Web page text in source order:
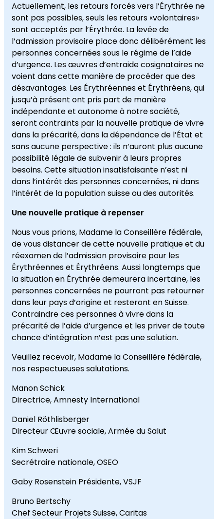
Actuellement, les retours forcés vers l’Érythrée ne
sont pas possibles, seuls les retours «volontaires»
sont acceptés par l’Érythrée. La levée de
l’admission provisoire place donc délibérément les
personnes concernées sous le régime de l’aide
d’urgence. Les œuvres d’entraide cosignataires ne
voient dans cette manière de procéder que des
désavantages. Les Érythréennes et Érythréens, qui
jusqu’à présent ont pris part de manière
indépendante et autonome à notre société,
seront contraints par la nouvelle pratique de vivre
dans la précarité, dans la dépendance de l’État et
sans aucune perspective : ils n’auront plus aucune
possibilité légale de subvenir à leurs propres
besoins. Cette situation insatisfaisante n’est ni
dans l’intérêt des personnes concernées, ni dans
l’intérêt de la population suisse ou des autorités.
Une nouvelle pratique à repenser
Nous vous prions, Madame la Conseillère fédérale,
de vous distancer de cette nouvelle pratique et du
réexamen de l’admission provisoire pour les
Érythréennes et Érythréens. Aussi longtemps que
la situation en Érythrée demeurera incertaine, les
personnes concernées ne pourront pas retourner
dans leur pays d’origine et resteront en Suisse.
Contraindre ces personnes à vivre dans la
précarité de l’aide d’urgence et les priver de toute
chance d’intégration n’est pas une solution.
Veuillez recevoir, Madame la Conseillère fédérale,
nos respectueuses salutations.
Manon Schick
Directrice, Amnesty International
Daniel Röthlisberger
Directeur Œuvre sociale, Armée du Salut
Kim Schweri
Secrétraire nationale, OSEO
Gaby Rosenstein Présidente, VSJF
Bruno Bertschy
Chef Secteur Projets Suisse, Caritas